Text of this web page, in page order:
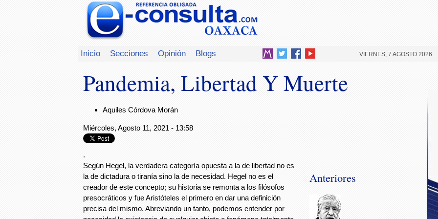
Inicio Secciones Opinión Blogs VIERNES, 7 AGOSTO 2026
Pandemia, Libertad Y Muerte
Aquiles Córdova Morán
Miércoles, Agosto 11, 2021 - 13:58
.
Según Hegel, la verdadera categoría opuesta a la de libertad no es
la de dictadura o tiranía sino la de necesidad. Hegel no es el
creador de este concepto; su historia se remonta a los filósofos
presocráticos y fue Aristóteles el primero en dar una definición
precisa del mismo. Abreviando un tanto, podemos entender por
Anteriores